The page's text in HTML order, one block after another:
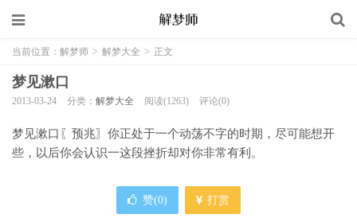
当前位置： 解梦师 > 解梦大全 > 正文
梦见漱口
2013-03-24 分类： 解梦大全 阅读(1263) 评论(0)
梦见漱口〖预兆〗你正处于一个动荡不字的时期，尽可能想开
些，以后你会认识一这段挫折却对你非常有利。
赞(0) 打赏